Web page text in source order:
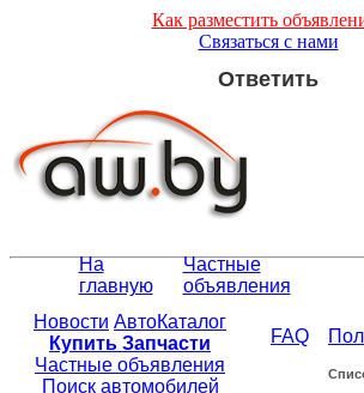
Как разместить
Связаться с нами
Ответить
На
главную
Частные
объявления
Новости АвтоКаталог
Купить Запчасти
Частные объявления
Поиск автомобилей
FAQ